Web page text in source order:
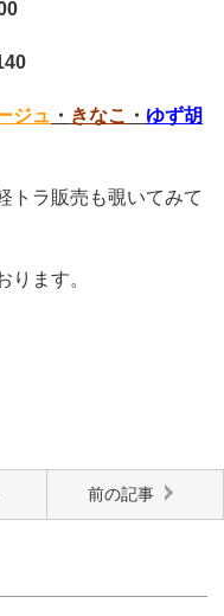
ジュ ・ きなこ ・ ゆず胡
トラ販売も覗いてみて
ります。
前の記事